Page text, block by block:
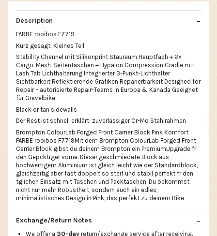
Description
FARBE rooibos F7719
Kurz gesagt: Kleines Teil
Stability Channel mit Silikonprint Stauraum Hauptfach + 2×
Cargo-Mesh-Seitentaschen + Hypalon Compression Cradle mit
Lash Tab Lichthalterung Integrierter 3-Punkt-Lichthalter
Sichtbarkeit Reflektierende Grafiken Reparierbarkeit Designed for
Repair – autorisierte Repair-Teams in Europa & Kanada Geeignet
für Gravelbike
Black or tan sidewalls
Der Rest ist schnell erklärt: zuverlässiger Cr-Mo Stahlrahmen
Brompton ColourLab Forged Front Carrier Block Pink Komfort
FARBE rooibos F7719Mit dem Brompton ColourLab Forged Front
Carrier Block gibst du deinem Brompton ein PremiumUpgrade fr
den Gepcktrger vorne. Dieser geschmiedete Block aus
hochwertigem Aluminium ist gleich leicht wie der Standardblock,
gleichzeitig aber fast doppelt so steif und stabil perfekt fr den
tglichen Einsatz mit Taschen und Packtaschen. Du bekommst
nicht nur mehr Robustheit, sondern auch ein edles,
minimalistisches Design in Pink, das perfekt zu deinem Bike
Exchange/Return Notes
We offer a 30-day return/exchange service after receiving.